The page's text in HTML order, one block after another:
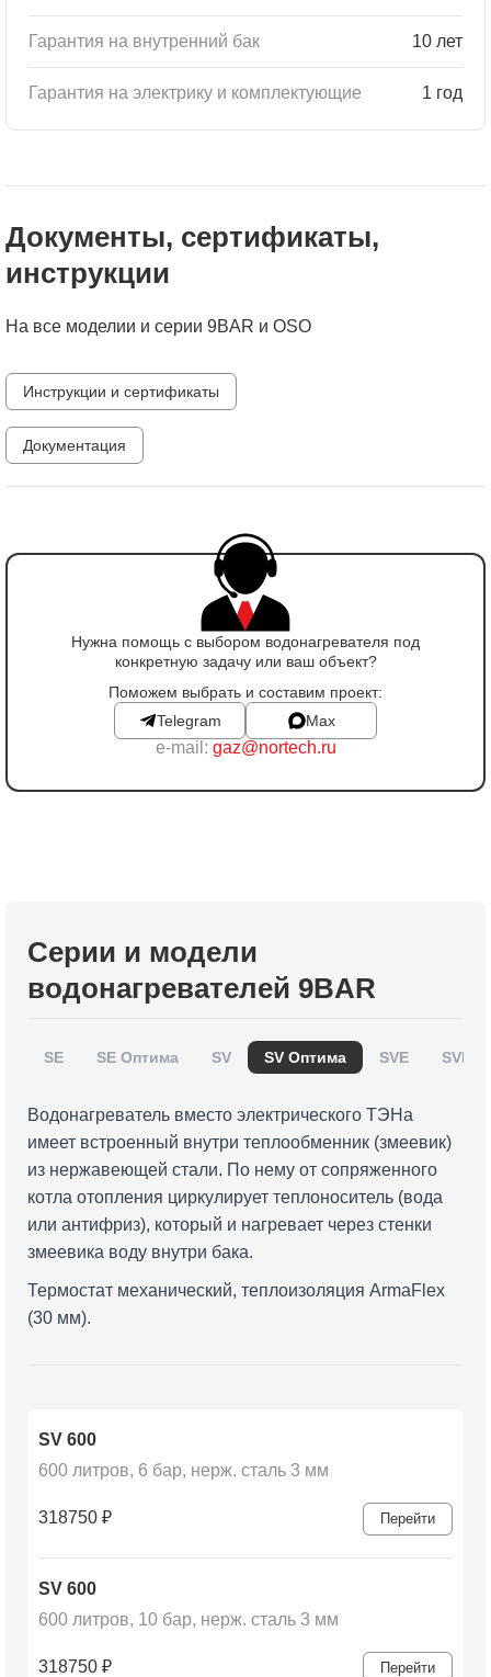
Гарантия на внутренний бак 10 лет
Гарантия на электрику и комплектующие 1 год
Документы, сертификаты,
инструкции
На все моделии и серии 9BAR и OSO
Инструкции и сертификаты
Документация
Нужна помощь с выбором водонагревателя под
конкретную задачу или ваш объект?
Поможем выбрать и составим проект:
Telegram
Max
e-mail: gaz@nortech.ru
Серии и модели
водонагревателей 9BAR
SE SE Оптима SV SV Оптима SVE SVE
Водонагреватель вместо электрического ТЭНа
имеет встроенный внутри теплообменник (змеевик)
из нержавеющей стали. По нему от сопряженного
котла отопления циркулирует теплоноситель (вода
или антифриз), который и нагревает через стенки
змеевика воду внутри бака.
Термостат механический, теплоизоляция ArmaFlex
(30 мм).
SV 600
600 литров, 6 бар, нерж. сталь 3 мм
318750 ₽ Перейти
SV 600
600 литров, 10 бар, нерж. сталь 3 мм
318750 ₽ Перейти